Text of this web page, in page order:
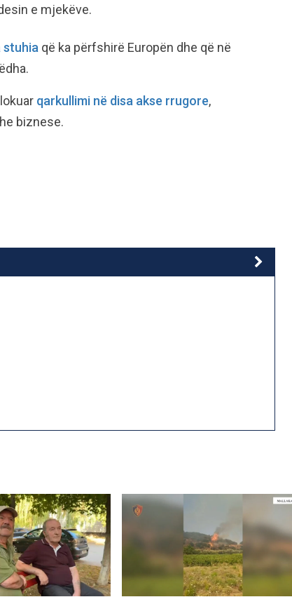
e mjekëve.
stuhia që ka përfshirë Europën dhe që në
qarkullimi në disa akse rrugore,
biznese.